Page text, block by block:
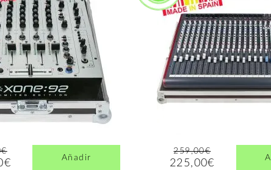
Añadir
259,00€
225,00€